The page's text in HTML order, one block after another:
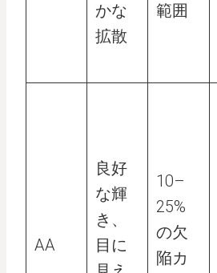
かな
拡散
範囲
AA
良好
な輝
き、
目に
10–
25%
の欠
陥カ